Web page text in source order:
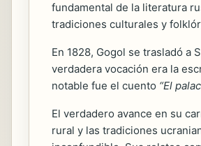
fundamental de la literatura
tradiciones culturales y
En 1828, Gogol se trasladó a
verdadera vocación era la
notable fue el cuento “El
El verdadero avance en su
rural y las tradiciones